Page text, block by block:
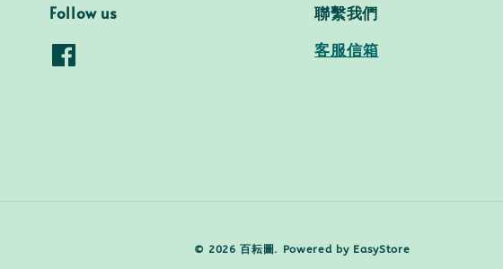
Follow us 聯繫我們
客服信箱
© 2026 百耘圖. Powered by EasyStore